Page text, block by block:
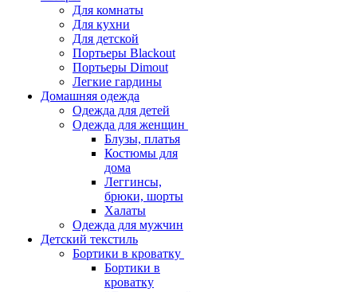
Для комнаты
Для кухни
Для детской
Портьеры Blackout
Портьеры Dimout
Легкие гардины
Домашняя одежда
Одежда для детей
Одежда для женщин
Блузы, платья
Костюмы для
дома
Леггинсы,
брюки, шорты
Халаты
Одежда для мужчин
Детский текстиль
Бортики в кроватку
Бортики в
кроватку